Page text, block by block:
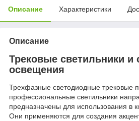
Описание Характеристики
Описание
Трековые светильники и
освещения
Трехфазные светодиодные трековые
профессиональные светильники
предназначены для использования в
Они применяются для создания